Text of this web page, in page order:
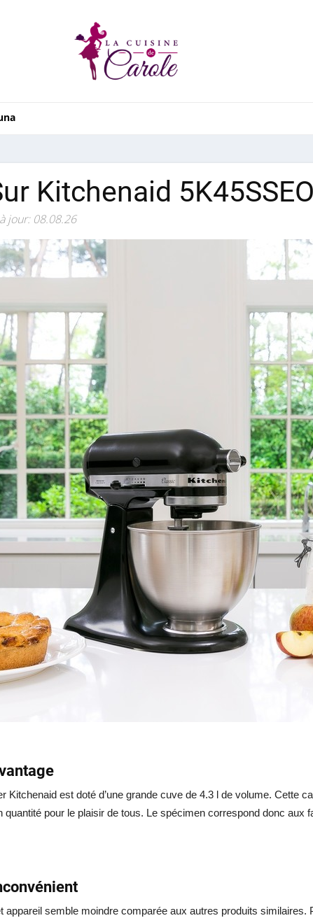
Kitchenaid
jour: 08.08.26
Kitchenaid est doté d’une grande cuve de 4.3 l de volume. Cette
quantité pour le plaisir de tous. Le spécimen correspond donc aux
appareil semble moindre comparée aux autres produits